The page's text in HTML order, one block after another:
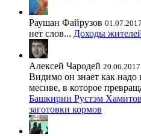
Раушан Файрузов 01.07.2017
нет слов... Доходы
Алексей Чародей 20.06.2017
Видимо он знает как надо
месиве, в которое
Башкирии Рустэм
заготовки кормов